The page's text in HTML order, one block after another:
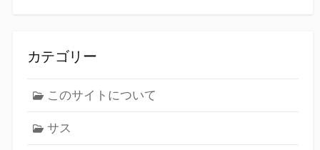
カテゴリー
このサイトについて
サス